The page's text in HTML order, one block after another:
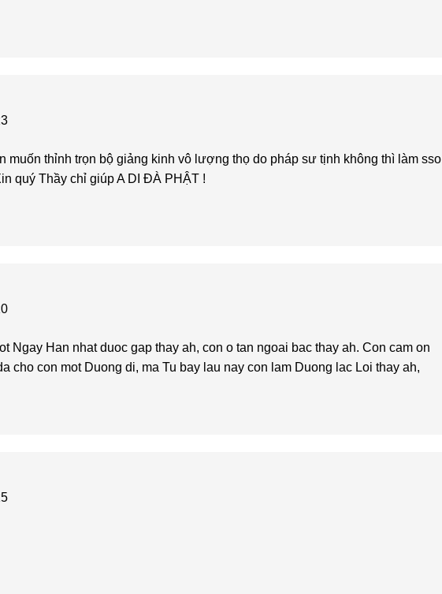
muốn thỉnh trọn bộ giảng kinh vô lượng thọ do pháp sư tịnh không thì làm sso
quý Thầy chỉ giúp A DI ĐÀ PHẬT !
Ngay Han nhat duoc gap thay ah, con o tan ngoai bac thay ah. Con cam on
cho con mot Duong di, ma Tu bay lau nay con lam Duong lac Loi thay ah,